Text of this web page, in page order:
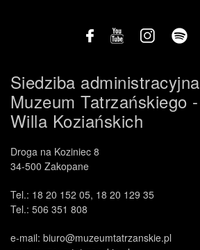
Siedziba administracyjna
Muzeum Tatrzańskiego -
Willa Koziańskich
Droga na Koziniec 8
34-500 Zakopane
Tel.: 18 20 152 05, 18 20 129 35
Tel.: 506 351 808
e-mail: biuro@muzeumtatrzanskie.pl